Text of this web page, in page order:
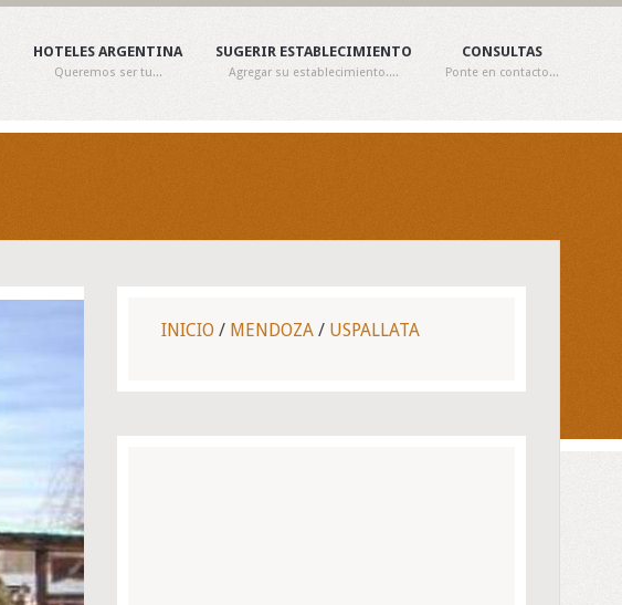
HOTELES ARGENTINA
Queremos ser tu...
SUGERIR ESTABLECIMIENTO
Agregar su establecimiento....
CONSULTAS
Ponte en contacto...
INICIO / MENDOZA / USPALLATA